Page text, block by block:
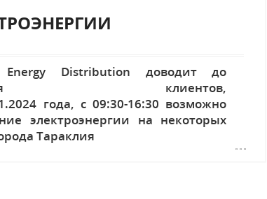
Energy Distribution доводит до
клиентов,
года, с 09:30-16:30 возможно
электроэнергии на некоторых
Тараклия